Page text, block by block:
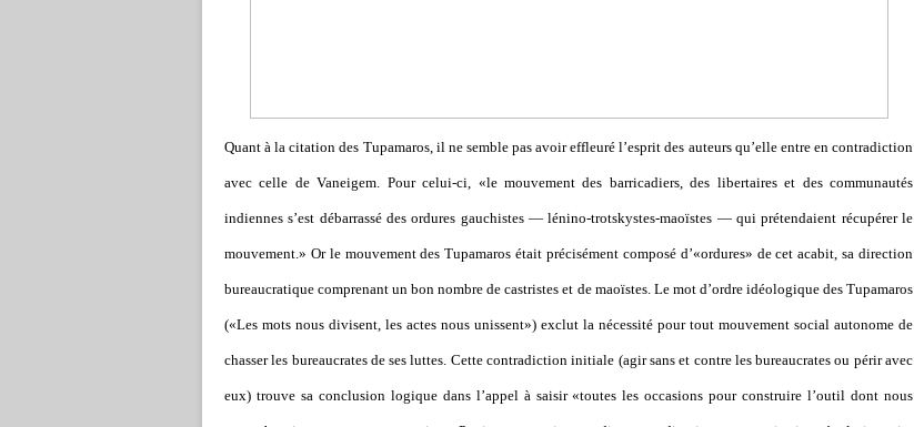
Quant à la citation des Tupamaros, il ne semble pas avoir effleuré l’esprit des auteurs qu’elle entre en contradiction
avec celle de Vaneigem. Pour celui-ci, «le mouvement des barricadiers, des libertaires et des communautés
indiennes s’est débarrassé des ordures gauchistes — lénino-trotskystes-maoïstes — qui prétendaient récupérer le
mouvement.» Or le mouvement des Tupamaros était précisément composé d’«ordures» de cet acabit, sa direction
bureaucratique comprenant un bon nombre de castristes et de maoïstes. Le mot d’ordre idéologique des Tupamaros
(«Les mots nous divisent, les actes nous unissent») exclut la nécessité pour tout mouvement social autonome de
chasser les bureaucrates de ses luttes. Cette contradiction initiale (agir sans et contre les bureaucrates ou périr avec
eux) trouve sa conclusion logique dans l’appel à saisir «toutes les occasions pour construire l’outil dont nous